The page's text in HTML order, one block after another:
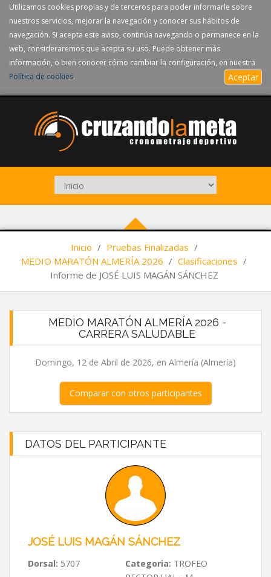
Utilizamos cookies propias y de terceros para poder informarle sobre
nuestros servicios, mejorar la navegación y conocer sus hábitos de
navegación. Si acepta este aviso, continúa navegando o permanece en la
web, consideraremos que acepta su uso. Puede obtener más
información, o bien conocer cómo cambiar la configuración, en nuestra
Política de cookies. Aceptar
Inicio / Pruebas Finalizadas /
MEDIO MARATÓN ALMERÍA 2026 / Clasificaciones /
Informe de JOSÉ LUIS MAGÁN SÁNCHEZ
MEDIO MARATÓN ALMERÍA 2026 -
CARRERA SALUDABLE
Domingo, 12 de Abril de 2026, en Almería (Almería)
Comparar con otros participantes
DATOS DEL PARTICIPANTE
JOSÉ LUIS MAGÁN SÁNCHEZ
Dorsal: 5707 Categoria: TROFEO